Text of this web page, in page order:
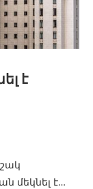
է
մեկնել է…